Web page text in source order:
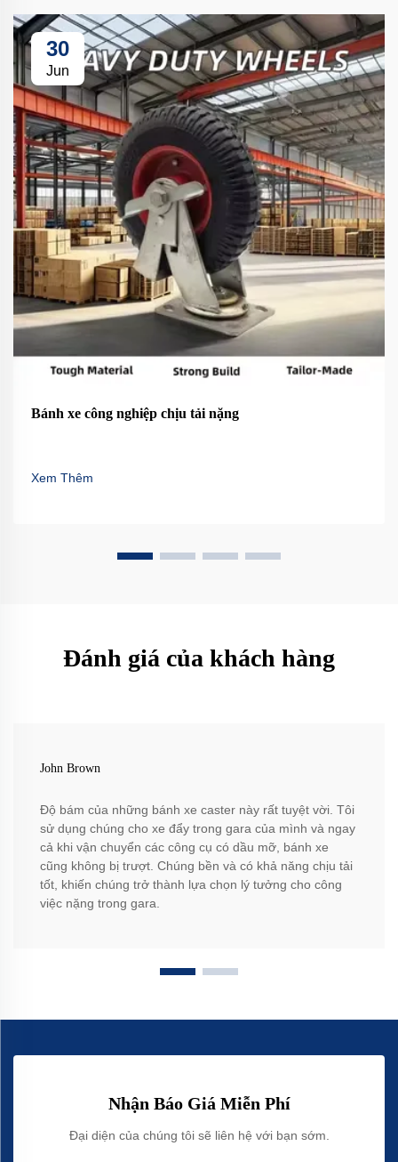
30
Jun
Bánh xe công nghiệp chịu tải nặng
Xem Thêm
Đánh giá của khách hàng
John Brown
Độ bám của những bánh xe caster này rất tuyệt vời. Tôi
sử dụng chúng cho xe đẩy trong gara của mình và ngay
cả khi vận chuyển các công cụ có dầu mỡ, bánh xe
cũng không bị trượt. Chúng bền và có khả năng chịu tải
tốt, khiến chúng trở thành lựa chọn lý tưởng cho công
việc nặng trong gara.
Nhận Báo Giá Miễn Phí
Đại diện của chúng tôi sẽ liên hệ với bạn sớm.